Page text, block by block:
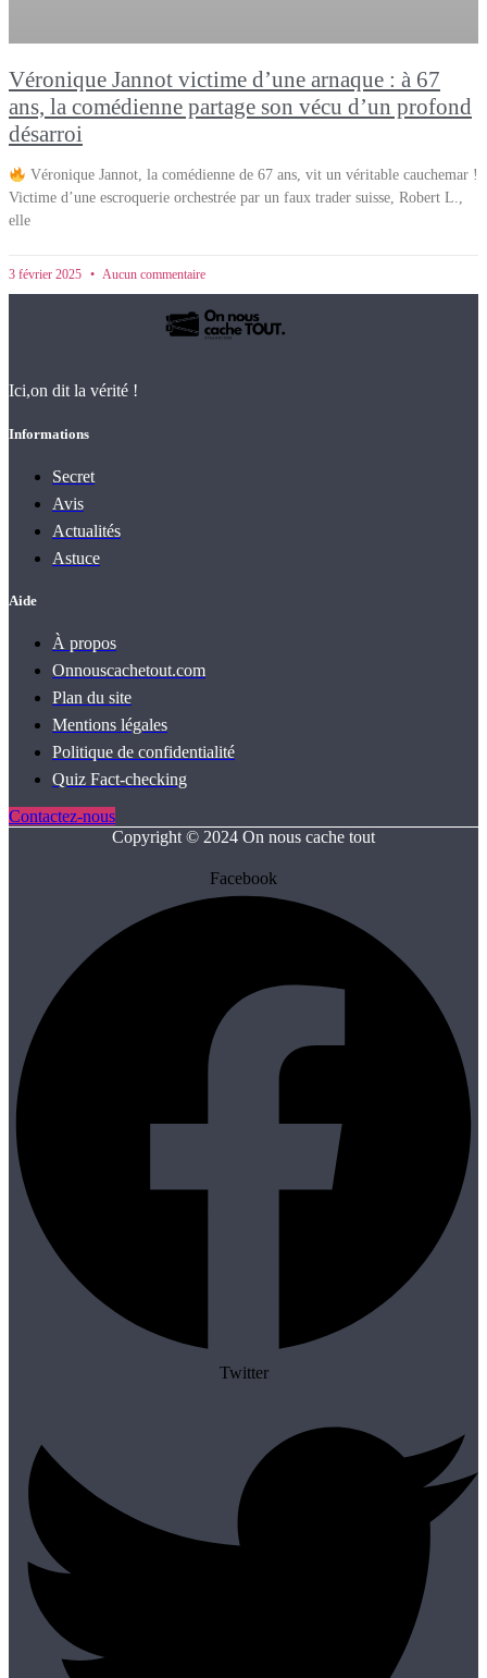
Véronique Jannot victime d’une arnaque : à 67
ans, la comédienne partage son vécu d’un profond
désarroi
Véronique Jannot, la comédienne de 67 ans, vit un véritable cauchemar !
Victime d’une escroquerie orchestrée par un faux trader suisse, Robert L.,
elle
3 février 2025 Aucun commentaire
Ici,on dit la vérité !
Informations
Secret
Avis
Actualités
Astuce
Aide
À propos
Onnouscachetout.com
Plan du site
Mentions légales
Politique de confidentialité
Quiz Fact‑checking
Contactez-nous
Copyright © 2024 On nous cache tout
Facebook
Twitter